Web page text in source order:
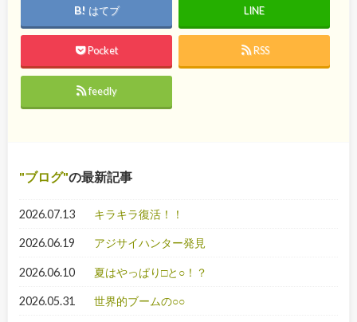
はてブ LINE
Pocket RSS
feedly
ブログ の最新記事
2026.07.13 キラキラ復活！！
2026.06.19 アジサイハンター発見
2026.06.10 夏はやっぱり□と○！？
2026.05.31 世界的ブームの○○